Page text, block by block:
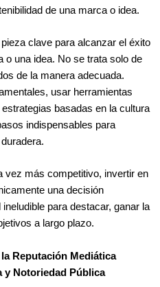
de una marca o idea.
clave para alcanzar el éxito
o una idea. No se trata solo de
de la manera adecuada.
usar herramientas
basadas en la cultura
indispensables para
vez más competitivo, invertir en
una decisión
para destacar, ganar la
a largo plazo.
Reputación Mediática
y Notoriedad Pública